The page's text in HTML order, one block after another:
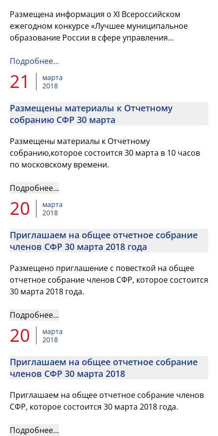
Размещена информация о XI Всероссийском
ежегодном конкурсе «Лучшее муниципальное
образование России в сфере управления
Подробнее…
21
марта
2018
Размещены материалы к Отчетному
собранию СФР 30 марта
Размещены материалы к Отчетному
собранию,которое состоится 30 марта в 10 часов
по московскому времени.
Подробнее…
20
марта
2018
Приглашаем на общее отчетное собрание
членов СФР 30 марта 2018 года
Размещено приглашение с повесткой на общее
отчетное собрание членов СФР, которое состоится
30 марта 2018 года.
Подробнее…
20
марта
2018
Приглашаем на общее отчетное собрание
членов СФР 30 марта 2018
Приглашаем на общее отчетное собрание членов
СФР, которое состоится 30 марта 2018 года.
Подробнее…